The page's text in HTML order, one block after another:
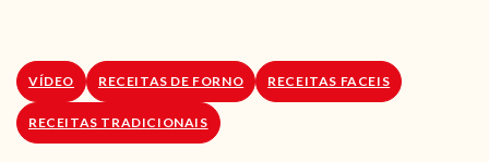
VÍDEO RECEITAS DE FORNO RECEITAS FACEIS
RECEITAS TRADICIONAIS